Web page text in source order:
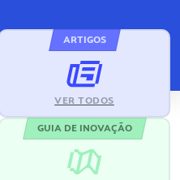
ARTIGOS
VER TODOS
GUIA DE INOVAÇÃO